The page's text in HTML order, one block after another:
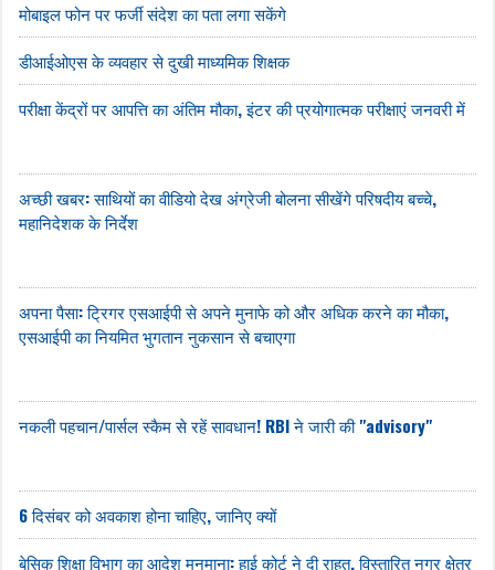
मोबाइल फोन पर फर्जी संदेश का पता लगा सकेंगे
डीआईओएस के व्यवहार से दुखी माध्यमिक शिक्षक
परीक्षा केंद्रों पर आपत्ति का अंतिम मौका, इंटर की प्रयोगात्मक परीक्षाएं जनवरी में
अच्छी खबर: साथियों का वीडियो देख अंग्रेजी बोलना सीखेंगे परिषदीय बच्चे,
महानिदेशक के निर्देश
अपना पैसा: ट्रिगर एसआईपी से अपने मुनाफे को और अधिक करने का मौका,
एसआईपी का नियमित भुगतान नुकसान से बचाएगा
नकली पहचान/पार्सल स्कैम से रहें सावधान! RBI ने जारी की "advisory"
6 दिसंबर को अवकाश होना चाहिए, जानिए क्यों
बेसिक शिक्षा विभाग का आदेश मनमाना: हाई कोर्ट ने दी राहत, विस्तारित नगर क्षेत्र